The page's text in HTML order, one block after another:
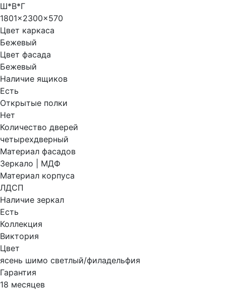
Ш*В*Г
1801x2300x570
Цвет каркаса
Бежевый
Цвет фасада
Бежевый
Наличие ящиков
Есть
Открытые полки
Нет
Количество дверей
четырехдверный
Материал фасадов
Зеркало | МДФ
Материал корпуса
ЛДСП
Наличие зеркал
Есть
Коллекция
Виктория
Цвет
ясень шимо светлый/филадельфия
Гарантия
18 месяцев